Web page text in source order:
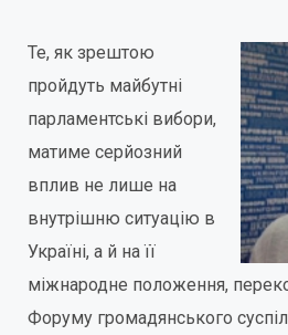
Те, як зрештою
пройдуть майбутні
парламентські вибори,
матиме серйозний
вплив не лише на
внутрішню ситуацію в
Україні, а й на її
міжнародне положення,
Форуму громадянського